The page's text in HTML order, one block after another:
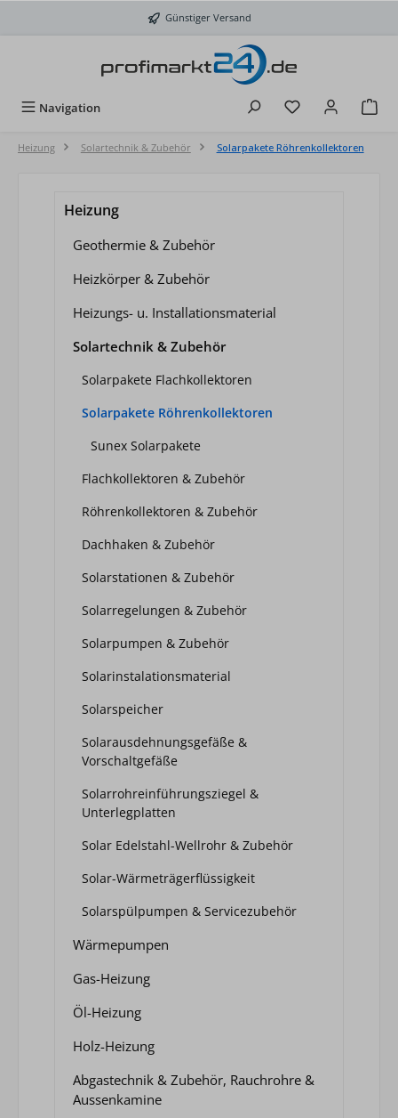
Günstiger Versand
Navigation Du hast 0
Heizung Solartechnik & Zubehör Solarpakete Röhrenkollektoren
Heizung
Geothermie & Zubehör
Heizkörper & Zubehör
Heizungs- u. Installationsmaterial
Solartechnik & Zubehör
Solarpakete Flachkollektoren
Solarpakete Röhrenkollektoren
Sunex Solarpakete
Flachkollektoren & Zubehör
Röhrenkollektoren & Zubehör
Dachhaken & Zubehör
Solarstationen & Zubehör
Solarregelungen & Zubehör
Solarpumpen & Zubehör
Solarinstalationsmaterial
Solarspeicher
Solarausdehnungsgefäße &
Vorschaltgefäße
Solarrohreinführungsziegel &
Unterlegplatten
Solar Edelstahl-Wellrohr & Zubehör
Solar-Wärmeträgerflüssigkeit
Solarspülpumpen & Servicezubehör
Wärmepumpen
Gas-Heizung
Öl-Heizung
Holz-Heizung
Abgastechnik & Zubehör, Rauchrohre &
Aussenkamine